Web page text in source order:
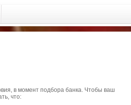
в момент подбора банка. Чтобы ваш
что: